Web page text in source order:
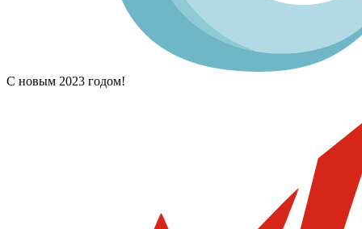
С новым 2023 годом!